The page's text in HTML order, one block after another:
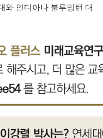
와 인디아나 불루밍턴 대